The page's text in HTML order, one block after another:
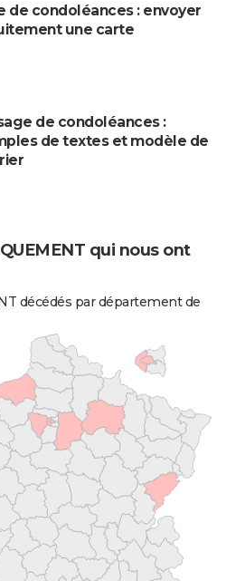
de condoléances : envoyer
une carte
de condoléances :
de textes et modèle de
qui nous ont
décédés par département de